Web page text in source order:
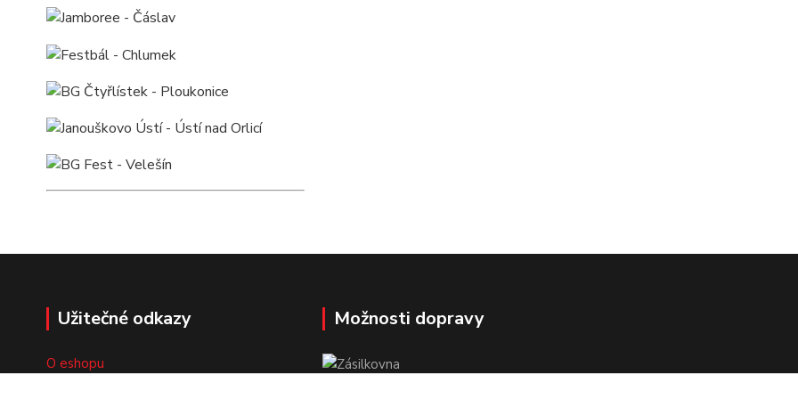
Užitečné odkazy
O eshopu
Možnosti dopravy